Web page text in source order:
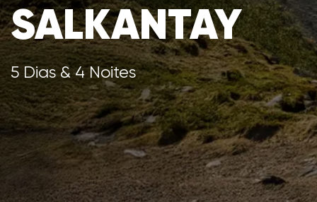
SALKANTAY
5 Dias & 4 Noites